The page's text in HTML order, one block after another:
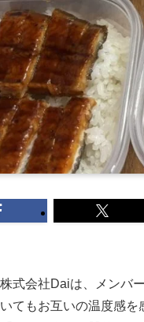
式会社Daiは、メンバ
てもお互いの温度感